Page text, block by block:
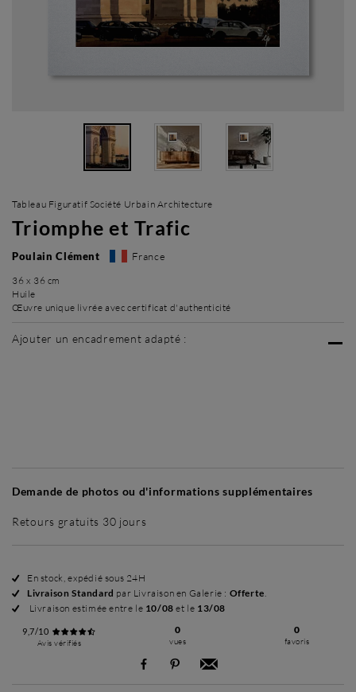
Tableau Figuratif Société Urbain Architecture
Triomphe et Trafic
Poulain Clément France
36 x 36 cm
Huile
Œuvre unique livrée avec certificat d'authenticité
Ajouter un encadrement adapté :
Demande de photos ou d'informations supplémentaires
Retours gratuits 30 jours
En stock, expédié sous 24H
Livraison Standard par Livraison en Galerie : Offerte.
Livraison estimée entre le 10/08 et le 13/08
9,7/10
Avis vérifiés
0
vues
0
favoris